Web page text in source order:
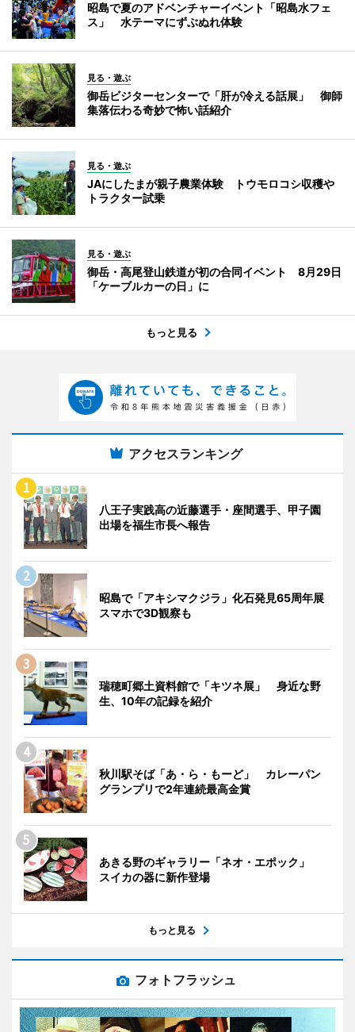
昭島で夏のアドベンチャーイベント「昭島水フェ
ス」 水テーマにずぶぬれ体験
見る・遊ぶ
御岳ビジターセンターで「肝が冷える話展」 御師
集落伝わる奇妙で怖い話紹介
見る・遊ぶ
JAにしたまが親子農業体験 トウモロコシ収穫や
トラクター試乗
見る・遊ぶ
御岳・高尾登山鉄道が初の合同イベント 8月29日
「ケーブルカーの日」に
もっと見る
アクセスランキング
八王子実践高の近藤選手・座間選手、甲子園
出場を福生市長へ報告
昭島で「アキシマクジラ」化石発見65周年展
スマホで3D観察も
瑞穂町郷土資料館で「キツネ展」 身近な野
生、10年の記録を紹介
秋川駅そば「あ・ら・もーど」 カレーパン
グランプリで2年連続最高金賞
あきる野のギャラリー「ネオ・エポック」
スイカの器に新作登場
もっと見る
フォトフラッシュ